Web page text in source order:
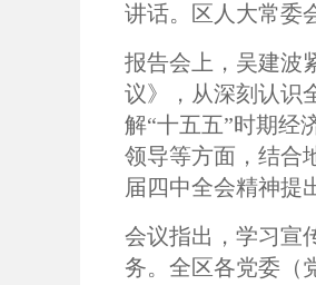
讲话。区人大常委
报告会上，吴建波
议》，从深刻认识
解“十五五”时期经
领导等方面，结合
届四中全会精神提
会议指出，学习宣
务。全区各党委（